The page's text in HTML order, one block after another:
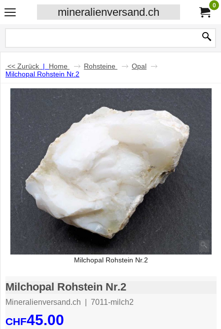
mineralienversand.ch
0
<< Zurück | Home Rohsteine
Opal
Milchopal Rohstein Nr.2
Milchopal Rohstein Nr.2
Milchopal Rohstein Nr.2
Mineralienversand.ch 7011-milch2
CHF45.00